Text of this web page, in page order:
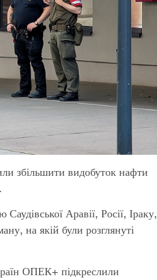
збільшити видобуток нафти
Аравії, Росії, Іраку,
на якій були розглянуті
ОПЕК+ підкреслили